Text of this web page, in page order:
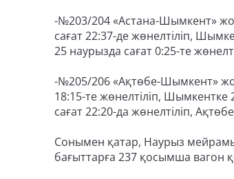
-№203/204 «Астана-Шымкент»
сағат 22:37-де жөнелтіліп,
25 наурызда сағат 0:25-те
-№205/206 «Ақтөбе-Шымкент»
18:15-те жөнелтіліп, Шымкентке
сағат 22:20-да жөнелтіліп,
Сонымен қатар, Наурыз
бағыттарға 237 қосымша вагон